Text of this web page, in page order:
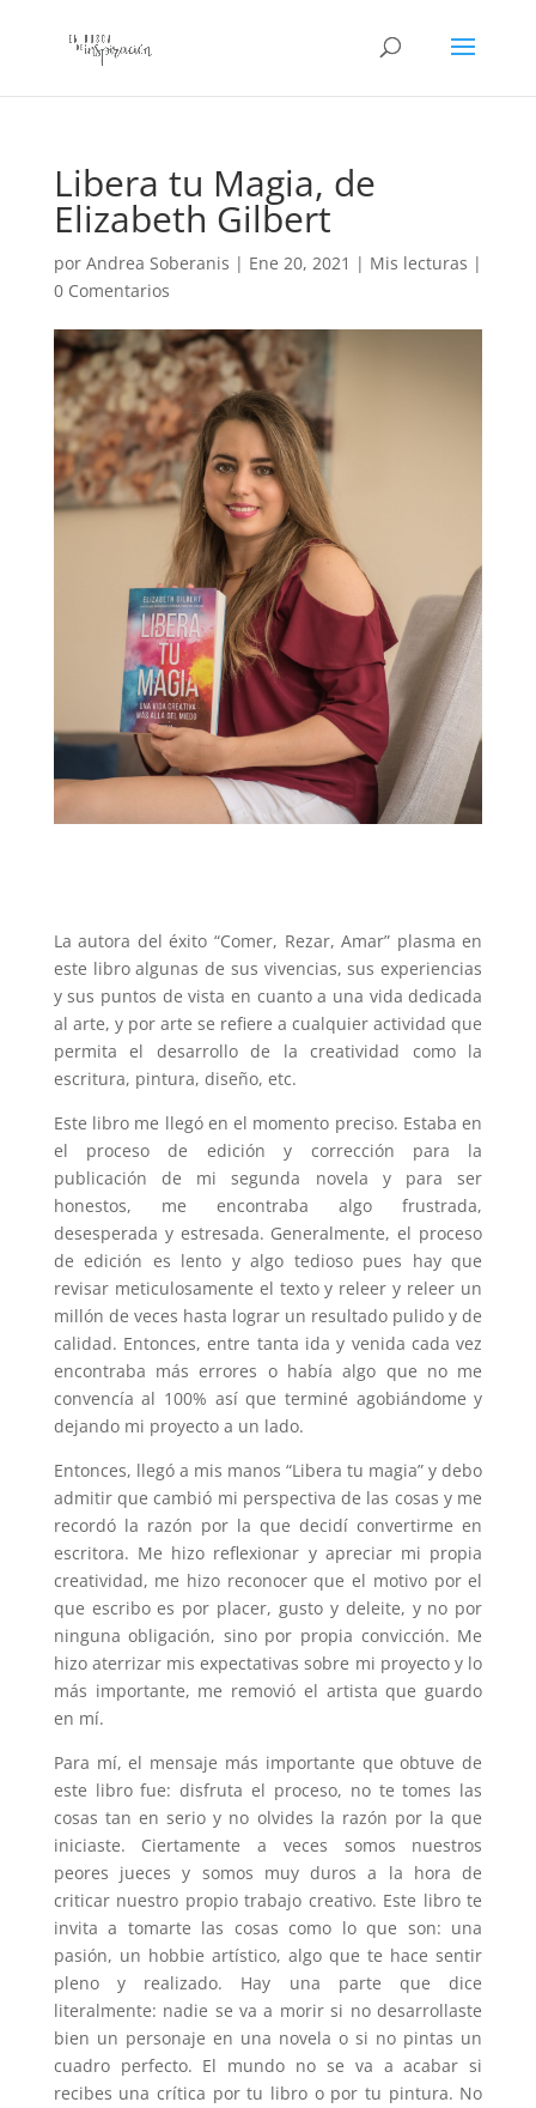
Libera tu Magia, de
Elizabeth Gilbert
por Andrea Soberanis | Ene 20, 2021 | Mis lecturas |
0 Comentarios
La autora del éxito “Comer, Rezar, Amar” plasma en
este libro algunas de sus vivencias, sus experiencias
y sus puntos de vista en cuanto a una vida dedicada
al arte, y por arte se refiere a cualquier actividad que
permita el desarrollo de la creatividad como la
escritura, pintura, diseño, etc.
Este libro me llegó en el momento preciso. Estaba en
el proceso de edición y corrección para la
publicación de mi segunda novela y para ser
honestos, me encontraba algo frustrada,
desesperada y estresada. Generalmente, el proceso
de edición es lento y algo tedioso pues hay que
revisar meticulosamente el texto y releer y releer un
millón de veces hasta lograr un resultado pulido y de
calidad. Entonces, entre tanta ida y venida cada vez
encontraba más errores o había algo que no me
convencía al 100% así que terminé agobiándome y
dejando mi proyecto a un lado.
Entonces, llegó a mis manos “Libera tu magia” y debo
admitir que cambió mi perspectiva de las cosas y me
recordó la razón por la que decidí convertirme en
escritora. Me hizo reflexionar y apreciar mi propia
creatividad, me hizo reconocer que el motivo por el
que escribo es por placer, gusto y deleite, y no por
ninguna obligación, sino por propia convicción. Me
hizo aterrizar mis expectativas sobre mi proyecto y lo
más importante, me removió el artista que guardo
en mí.
Para mí, el mensaje más importante que obtuve de
este libro fue: disfruta el proceso, no te tomes las
cosas tan en serio y no olvides la razón por la que
iniciaste. Ciertamente a veces somos nuestros
peores jueces y somos muy duros a la hora de
criticar nuestro propio trabajo creativo. Este libro te
invita a tomarte las cosas como lo que son: una
pasión, un hobbie artístico, algo que te hace sentir
pleno y realizado. Hay una parte que dice
literalmente: nadie se va a morir si no desarrollaste
bien un personaje en una novela o si no pintas un
cuadro perfecto. El mundo no se va a acabar si
recibes una crítica por tu libro o por tu pintura. No